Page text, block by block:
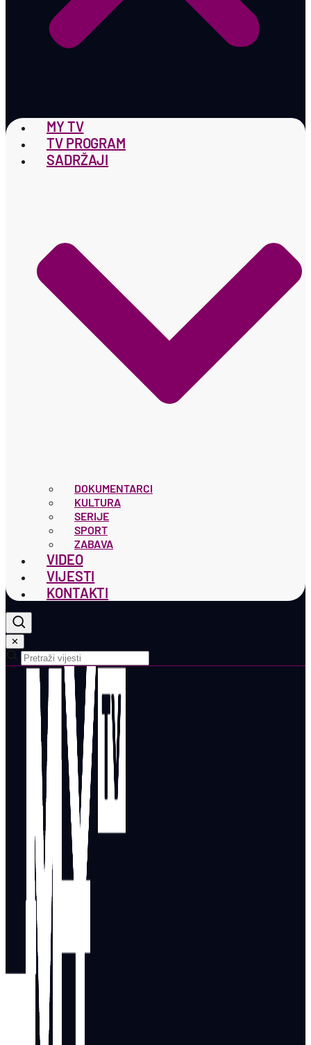
MY TV
TV PROGRAM
SADRŽAJI
DOKUMENTARCI
KULTURA
SERIJE
SPORT
ZABAVA
VIDEO
VIJESTI
KONTAKTI
✕